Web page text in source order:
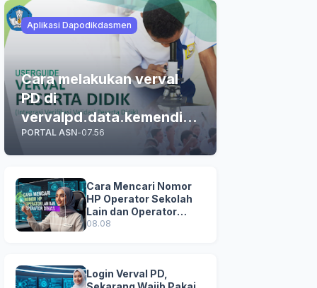
Aplikasi Dapodikdasmen
Cara melakukan verval
PD di
vervalpd.data.kemendikd
asmen.go.id
PORTAL ASN-07.56
Cara Mencari Nomor
HP Operator Sekolah
Lain dan Operator
Dinas di SDM Data
08.08
Login Verval PD,